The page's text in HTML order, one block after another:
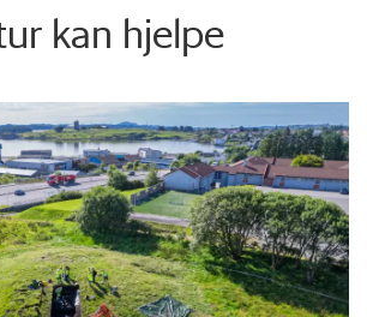
kan hjelpe